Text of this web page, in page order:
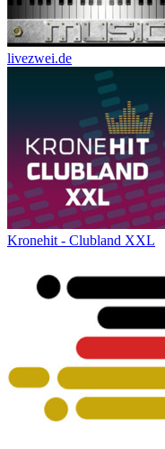
livezwei.de
Kronehit - Clubland XXL